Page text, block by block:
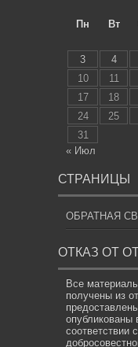
Пн
Вт
3
4
10
11
17
18
24
25
31
« Июл
СТРАНИЦЫ
ОБРАТНАЯ
ОТКАЗ ОТ
Все
получены из
опубликованы
соответствии